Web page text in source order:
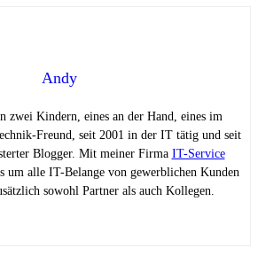
Andy
zwei Kindern, eines an der Hand, eines im
Freund, seit 2001 in der IT tätig und seit
Blogger. Mit meiner Firma IT-Service
alle IT-Belange von gewerblichen Kunden
sowohl Partner als auch Kollegen.